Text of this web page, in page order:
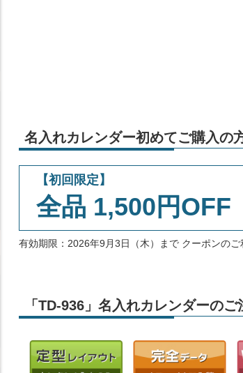
名入れカレンダー初めてご購入の
【初回限定】
全品 1,500円OFF
有効期限：2026年9月3日（木）まで クーポンの
「TD-936」名入れカレンダーの